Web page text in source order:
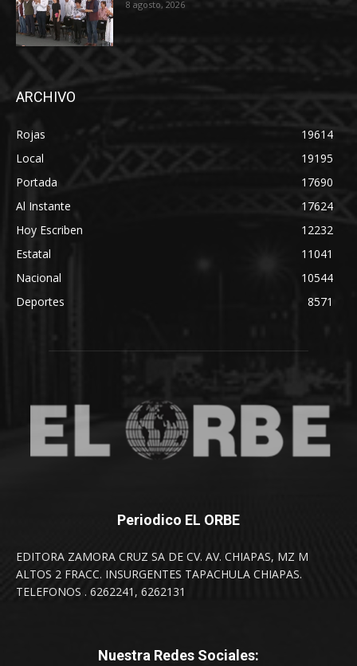
8 agosto, 2026
ARCHIVO
Rojas
19614
Local
19195
Portada
17690
Al Instante
17624
Hoy Escriben
12232
Estatal
11041
Nacional
10544
Deportes
8571
Periodico EL ORBE
EDITORA ZAMORA CRUZ SA DE CV. AV. CHIAPAS, MZ M
ALTOS 2 FRACC. INSURGENTES TAPACHULA CHIAPAS.
TELEFONOS . 6262241, 6262131
Nuestra Redes Sociales: